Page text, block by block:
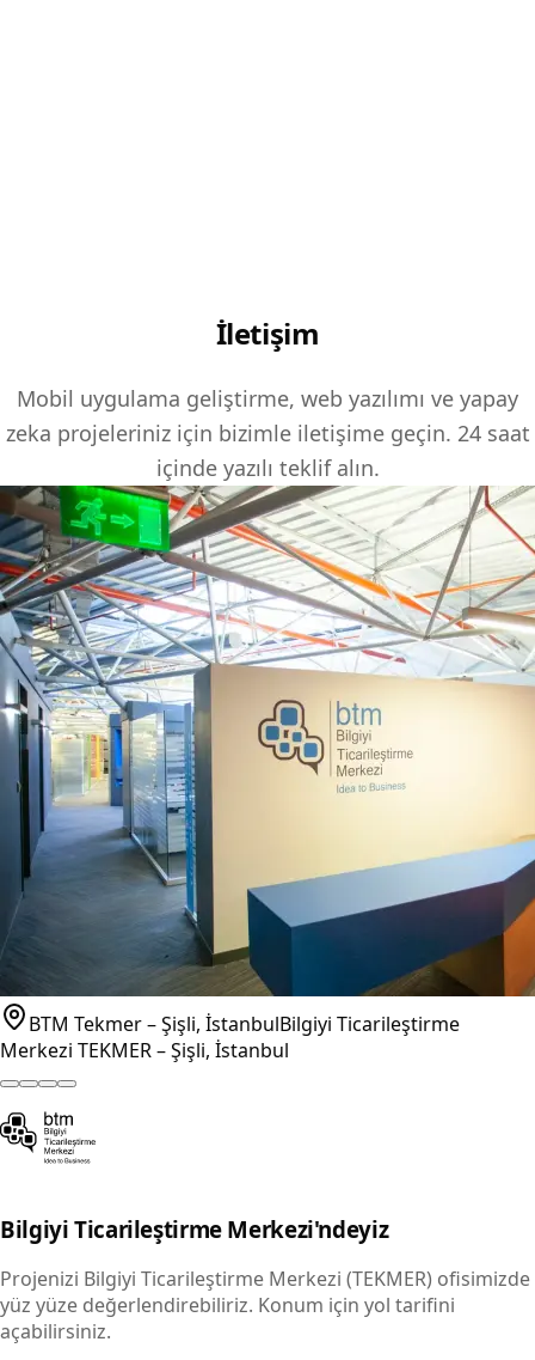
İletişim
Mobil uygulama geliştirme, web yazılımı ve yapay
zeka projeleriniz için bizimle iletişime geçin. 24 saat
içinde yazılı teklif alın.
BTM Tekmer – Şişli, İstanbulBilgiyi Ticarileştirme
Merkezi TEKMER – Şişli, İstanbul
Bilgiyi Ticarileştirme Merkezi'ndeyiz
Projenizi Bilgiyi Ticarileştirme Merkezi (TEKMER) ofisimizde
yüz yüze değerlendirebiliriz. Konum için yol tarifini
açabilirsiniz.